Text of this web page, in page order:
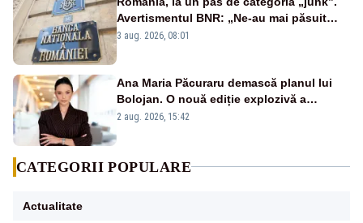
Avertismentul BNR: „Ne-au mai păsuit
pentru câteva luni”
3 aug. 2026, 08:01
Ana Maria Păcuraru demască planul lui
Bolojan. O nouă ediție explozivă a
emisiunii „Miza Zilei” la Realitatea PLUS
2 aug. 2026, 15:42
CATEGORII POPULARE
Actualitate